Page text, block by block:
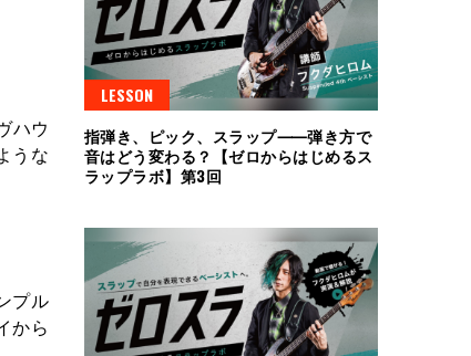
ハウ
うな
プル
から
LESSON
指弾き、ピック、スラップ⸺弾き方で
音はどう変わる？【ゼロからはじめるス
ラップラボ】第3回